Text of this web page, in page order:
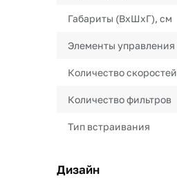
Габариты (ВхШхГ), см
Элементы управления
Количество скоростей
Количество фильтров
Тип встраивания
Дизайн